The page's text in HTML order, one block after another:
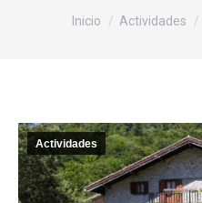
Estás aquí:
Inicio Actividades
Actividades